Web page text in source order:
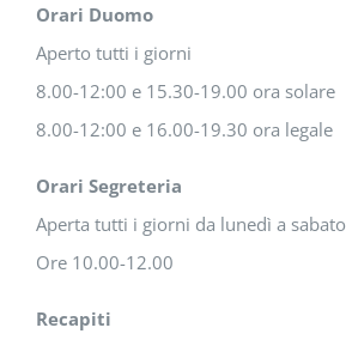
Orari Duomo
Aperto tutti i giorni
8.00-12:00 e 15.30-19.00 ora solare
8.00-12:00 e 16.00-19.30 ora legale
Orari Segreteria
Aperta tutti i giorni da lunedì a sabato
Ore 10.00-12.00
Recapiti